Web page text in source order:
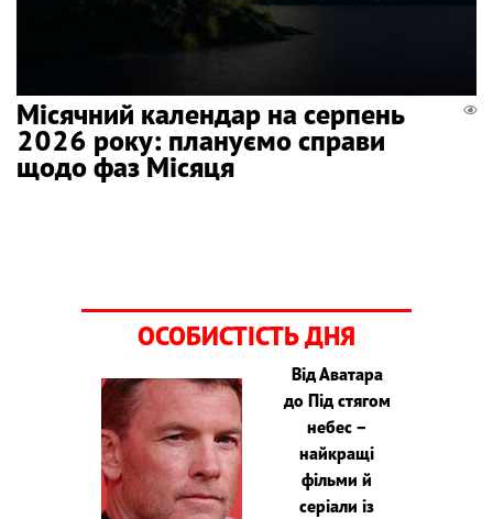
Місячний календар на серпень
2026 року: плануємо справи
щодо фаз Місяця
ОСОБИСТІСТЬ ДНЯ
Від Аватара
до Під стягом
небес –
найкращі
фільми й
серіали із